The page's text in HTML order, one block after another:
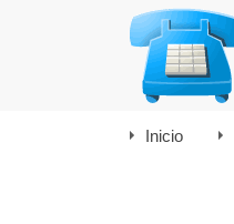
Inicio